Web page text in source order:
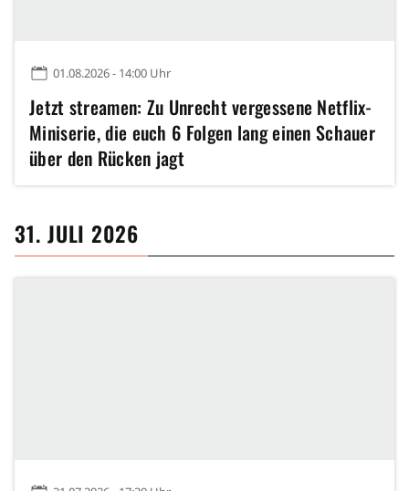
01.08.2026 - 14:00 Uhr
Jetzt streamen: Zu Unrecht vergessene Netflix-
Miniserie, die euch 6 Folgen lang einen Schauer
über den Rücken jagt
31. JULI 2026